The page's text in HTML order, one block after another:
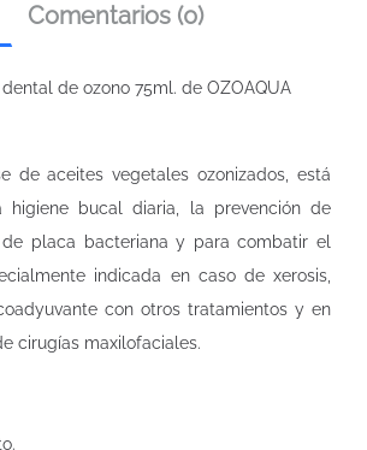
Comentarios (0)
de ozono 75ml. de OZOAQUA
de aceites vegetales ozonizados, está
higiene bucal diaria, la prevención de
de placa bacteriana y para combatir el
indicada en caso de xerosis,
con otros tratamientos y en
cirugías maxilofaciales.